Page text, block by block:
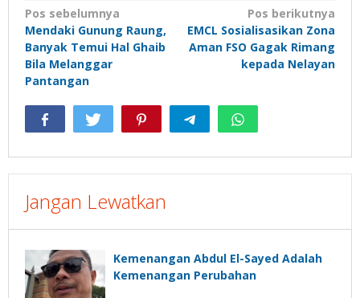
Navigasi
pos
Pos sebelumnya
Mendaki Gunung Raung,
Banyak Temui Hal Ghaib
Bila Melanggar
Pantangan
Pos berikutnya
EMCL Sosialisasikan Zona
Aman FSO Gagak Rimang
kepada Nelayan
Jangan Lewatkan
Kemenangan Abdul El-Sayed Adalah
Kemenangan Perubahan